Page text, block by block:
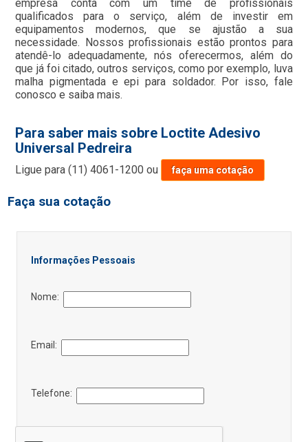
empresa conta com um time de profissionais
qualificados para o serviço, além de investir em
equipamentos modernos, que se ajustão a sua
necessidade. Nossos profissionais estão prontos para
atendê-lo adequadamente, nós oferecermos, além do
que já foi citado, outros serviços, como por exemplo, luva
malha pigmentada e epi para soldador. Por isso, fale
conosco e saiba mais.
Para saber mais sobre Loctite Adesivo
Universal Pedreira
Ligue para(11) 4061-1200 ou faça uma cotação
Faça sua cotação
Informações Pessoais
Nome:
Email:
Telefone: